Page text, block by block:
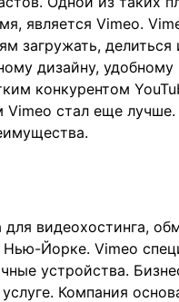
является Vimeo.
загружать,
дизайну, удобному
конкурентом
стал еще
видеохостинга,
Йорке. Vimeo
устройства.
Компания